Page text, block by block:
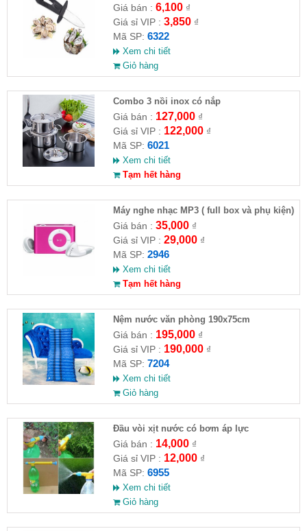
Giá bán : 6,100₫
Giá sỉ VIP : 3,850₫
Mã SP: 6322
Xem chi tiết
Giỏ hàng
Combo 3 nồi inox có nắp
Giá bán : 127,000₫
Giá sỉ VIP : 122,000₫
Mã SP: 6021
Xem chi tiết
Tạm hết hàng
Máy nghe nhạc MP3 ( full box và phụ kiện)
Giá bán : 35,000₫
Giá sỉ VIP : 29,000₫
Mã SP: 2946
Xem chi tiết
Tạm hết hàng
Nệm nước văn phòng 190x75cm
Giá bán : 195,000₫
Giá sỉ VIP : 190,000₫
Mã SP: 7204
Xem chi tiết
Giỏ hàng
Đầu vòi xịt nước có bơm áp lực
Giá bán : 14,000₫
Giá sỉ VIP : 12,000₫
Mã SP: 6955
Xem chi tiết
Giỏ hàng